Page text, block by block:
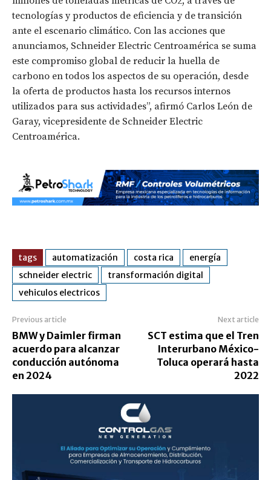
tecnologías y productos de eficiencia y de transición
ante el escenario climático. Con las acciones que
anunciamos, Schneider Electric Centroamérica se suma
este compromiso global de reducir la huella de
carbono en todos los aspectos de su operación, desde
la oferta de productos hasta los recursos internos
utilizados para sus actividades”, afirmó Carlos León de
Garay, vicepresidente de Schneider Electric
Centroamérica.
tags automatización costa rica
energía
schneider electric
transformación digital
vehiculos electricos
Previous article
BMW y Daimler firman
acuerdo para alcanzar
conducción autónoma
en 2024
Next article
SCT estima que el Tren
Interurbano México-
Toluca operará hasta
2022